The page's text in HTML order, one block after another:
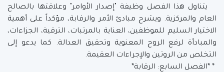
يتناول هذا الفصل وظيفة "إصدار الأوامر" وعلاقتها بالصالح
العام والمركزية. ويشرح مبادئ الأمر والرقابة، مؤكداً على أهمية
الاختيار السليم للموظفين، العناية بالمرتبات، الترقية، الجزاءات،
والمبادأة لرفع الروح المعنوية وتحقيق العدالة. كما يدعو إلى
التخلص من الروتين والإجراءات العقيمة.
* *الفصل السابع: الرقابة*